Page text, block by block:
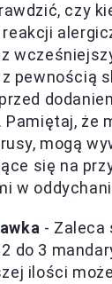
czy
pewnością
że
mogą
się na
w
- Zaleca
do 3
ilości